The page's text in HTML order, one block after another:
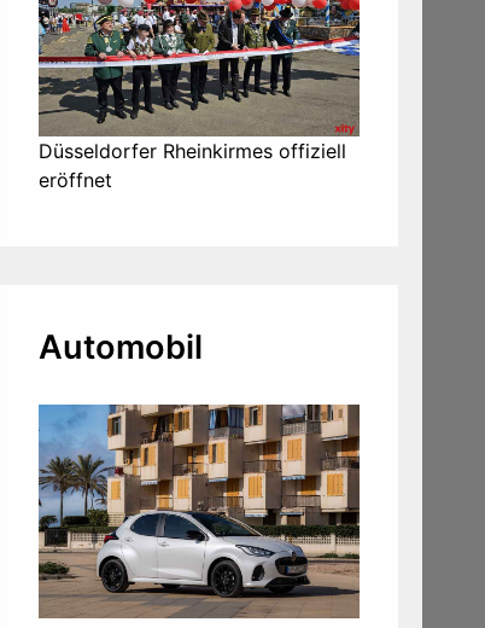
Düsseldorfer Rheinkirmes offiziell
eröffnet
Automobil